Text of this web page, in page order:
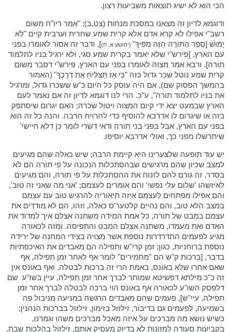
הכי הוא לא ישיג תוצאות משביעות רצון.
ודוגמא לדיון זה מצאנו במסכת מנחות (צט,ב): "אמר ריו"ח משום
רשב"י אפילו לא קרא אדם אלא קרית שמע שחרית וערבית קיים "לֹא
יָמוּשׁ [סֵפֶר הַתּוֹרָה הַזֶּה מִפִּיךָ" (יהושע א, ח)], ודבר זה אסור לאומרו בפני
עם הארץ, [פירש"י שלא יאמר בקרית שמע סגי, ולא ירגיל בניו לתלמוד
תורה]. ורבא אמר מצוה לאומרו בפני עם הארץ, פירש"י דסבר משום
קרית שמע נוטל שכר גדול כזה "כִּי אָז תַּצְלִיחַ אֶת דְּרָכֶךָ" (האמור
בהמשך הפסוק שם), אם היה עוסק כל היום כ"ש ששכרו גדול, ומרגיל
את בניו לתלמוד תורה", ע"כ. הרי לנו דוגמא לדיון זה אם נאמר לעם
הארץ שבמעט יצא ידי קיום המצוה ויטול שכרה; האם יגרום שיסתפק
בזה או שיגרום לו אדרבא להוסיף כדי להרויח הרבה. והנה כל זה הוא
בפני עם הארץ, אבל בפני בני תורה ודאי דשרי לומר כן דלא חיישי'
שיתרשלו מפני כך, ואולי אדרבא יוסיפו.
יש עוד תופעה שלצערינו היא קיימת הרבה; שיש כאלה שהם מגיעים
למצב שכיון שהם מרגישים שבהסתכלות הנכונה על פי תורה הם לא
בסדר, זה גורם להם לזנוח את ההסתכלות על פי תורה, והם מגיעים
לאיזשהו 'שלום עלי נפשי' והם אומרים לעצמם; 'אני מה שאני זה טוב',
והם אפילו מפתחים לעצמם איזה תיאוריה להרגיש טוב עם עצמם
במצב הלא טוב, והם נהיים קלטער'ס כאלה, וזהו, הם לא מודדים את
עצמם במבט של תורה, כל אמת המידה משתנה אצלם איך למדוד את
האדם ואת מעמדו, משתנה אצלם המבט והתפיסה. ומזה לכאורה
מגיע לפעמים התדרדרות נוספת אשר מצויה בצידי המחנה של ירידה
נוספת ברוחניות, כגון; זמן קרי"ש ותפילה הם מאבדים את האיכפתיות
בדבר, [ברכות ק"ש הם "מחמירים" לומר אף לאחר זמן תפילה, אף
שאם אחרו שלא באונס, באמת הרי זה ברכות לבטלה, ואף באונס אין
זה כ"כ מילתא דפשיטא שמותר לברך אחר זמן תפילה, עיין בשו"ע שם
דלפסק השו"ע לכאורה אף באונס הוי ברכה לבטלה לברך אחר זמן
תפילה, עיי"ש], פעמים שהם מאבדים הרגשה במניעה מניבול פה
בשמיעה, לפעמים גם בדיבור, זילזול בזימון, זילזול בברכות הנהנין;
כשיש נושא מה מברכים על איזה מאכל מברכים משהו וגמרנו,
בקביעות סעודה למזונות לא בדיוק מעסיק אותם, זילזול בהלכות שבת,